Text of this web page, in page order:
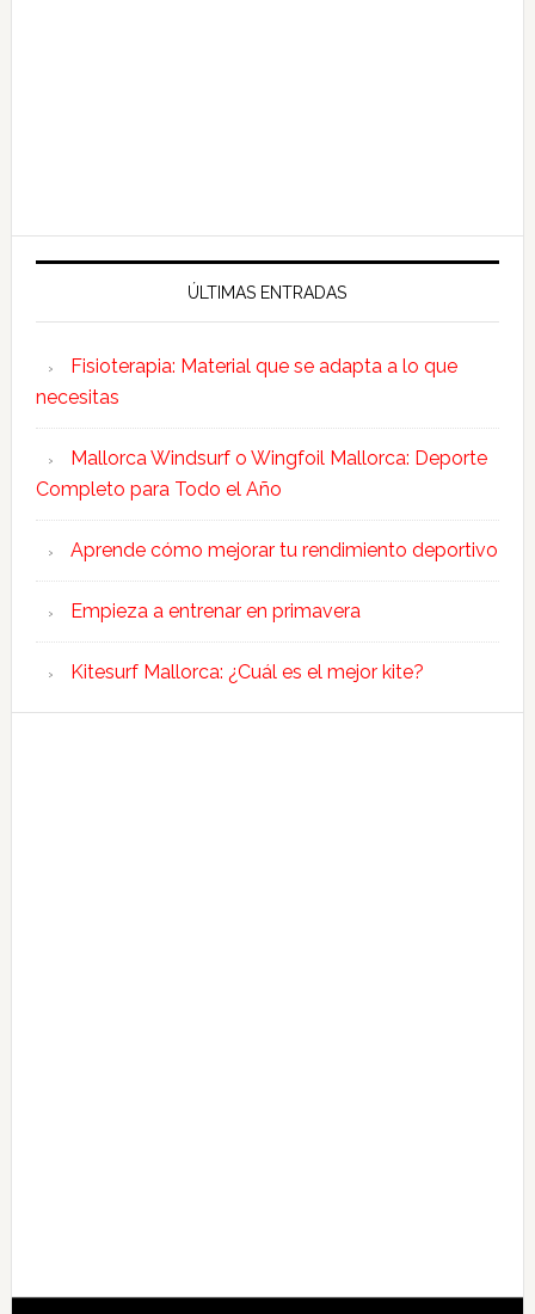
ÚLTIMAS ENTRADAS
Fisioterapia: Material que se adapta a lo que
necesitas
Mallorca Windsurf o Wingfoil Mallorca: Deporte
Completo para Todo el Año
Aprende cómo mejorar tu rendimiento deportivo
Empieza a entrenar en primavera
Kitesurf Mallorca: ¿Cuál es el mejor kite?